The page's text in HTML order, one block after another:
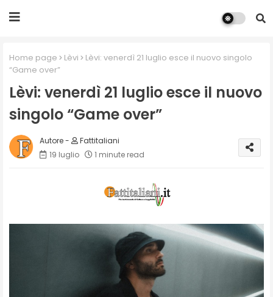
Home page Lèvi
Lèvi: venerdì 21 luglio esce il nuovo singolo
“Game over”
Lèvi: venerdì 21 luglio esce il nuovo
singolo “Game over”
Fattitaliani
19 luglio
1 minute read